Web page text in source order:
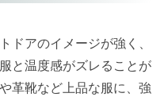
ドアのイメージが強く、
と温度感がズレることが
革靴など上品な服に、強